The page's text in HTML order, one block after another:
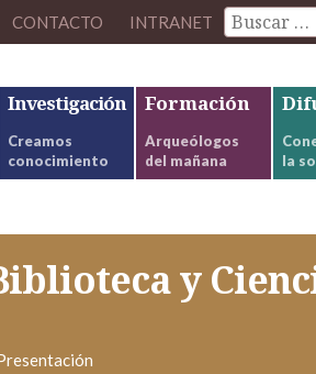
CONTACTO INTRANET
Investigación
Creamos
conocimiento
Formación
Arqueólogos
del mañana
la
y